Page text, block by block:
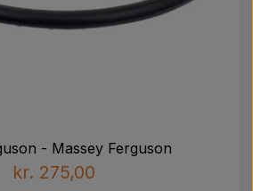
- Massey Ferguson
kr. 275,00